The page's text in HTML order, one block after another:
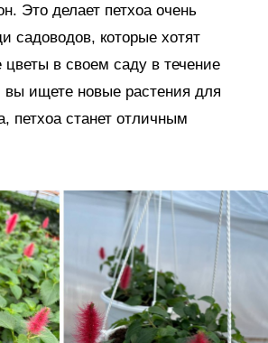
Это делает петхоа очень
садоводов, которые хотят
цветы в своем саду в течение
вы ищете новые растения для
петхоа станет отличным